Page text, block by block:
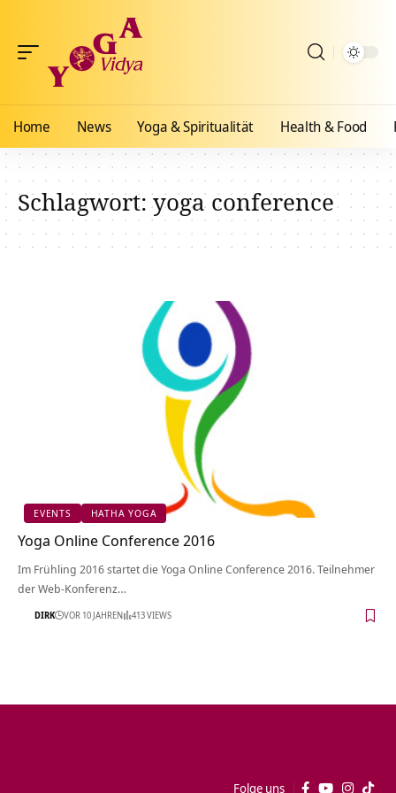
Home News Yoga & Spiritualität Health & Food
Schlagwort:yoga conference
EVENTS HATHA YOGA
Yoga Online Conference 2016
Im Frühling 2016 startet die Yoga Online Conference 2016. Teilnehmer
der Web-Konferenz…
DIRK VOR 10 JAHREN 413 VIEWS
Folge uns